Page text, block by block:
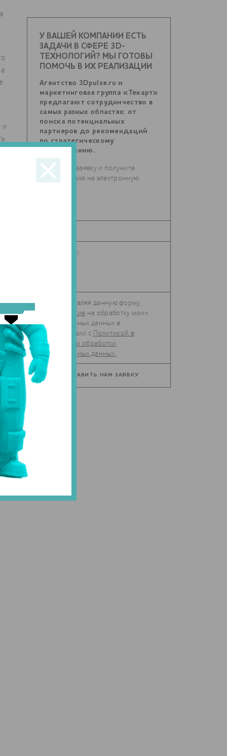
и
У ВАШЕЙ КОМПАНИИ ЕСТЬ
ЗАДАЧИ В СФЕРЕ 3D-
ТЕХНОЛОГИЙ? МЫ ГОТОВЫ
ПОМОЧЬ В ИХ РЕАЛИЗАЦИИ
Агентство 3Dpulse.ru и
маркетинговая группа «Текарт»
предлагают сотрудничество в
самых разных областях: от
поиска потенциальных
партнеров до рекомендаций
по стратегическому
планированию.
Отправьте заявку и получите
консультацию на электронную
Отправляя данную форму,
согласие
персональных данных в
соответствии с Политикой в
отношении обработки
персональных данных.